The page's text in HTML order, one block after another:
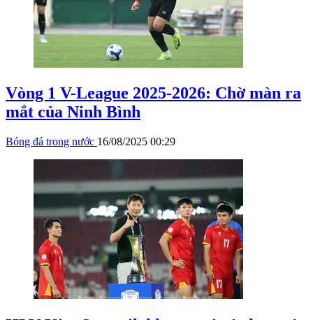
Vòng 1 V-League 2025-2026: Chờ màn ra
mắt của Ninh Bình
Bóng đá trong nước 16/08/2025 00:29